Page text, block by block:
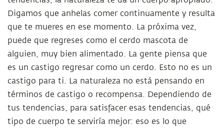
Digamos que anhelas comer continuamente y resulta
que te mueres en ese momento. La próxima vez,
puede que regreses como el cerdo mascota de
alguien, muy bien alimentado. La gente piensa que
es un castigo regresar como un cerdo. Esto no es un
castigo para ti. La naturaleza no está pensando en
términos de castigo o recompensa. Dependiendo de
tus tendencias, para satisfacer esas tendencias, qué
tipo de cuerpo te serviría mejor: eso es lo que